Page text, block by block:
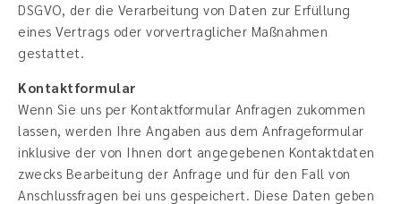
DSGVO, der die Verarbeitung von Daten zur Erfüllung
eines Vertrags oder vorvertraglicher Maßnahmen
gestattet.
Kontaktformular
Wenn Sie uns per Kontaktformular Anfragen zukommen
lassen, werden Ihre Angaben aus dem Anfrageformular
inklusive der von Ihnen dort angegebenen Kontaktdaten
zwecks Bearbeitung der Anfrage und für den Fall von
Anschlussfragen bei uns gespeichert. Diese Daten geben